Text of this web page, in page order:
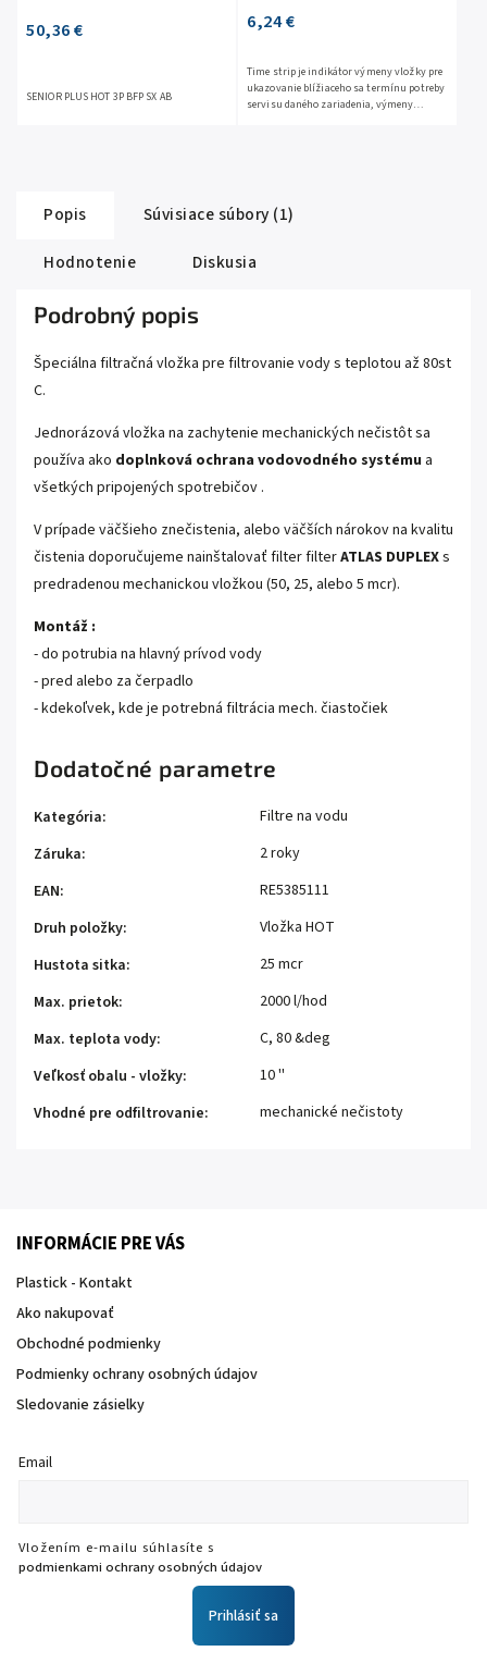
50,36 €
SENIOR PLUS HOT 3P BFP SX AB
6,24 €
Time strip je indikátor výmeny vložky pre
ukazovanie blížiaceho sa termínu potreby
servisu daného zariadenia, výmeny
Popis
Súvisiace súbory (1)
Hodnotenie
Diskusia
Podrobný popis
Špeciálna filtračná vložka pre filtrovanie vody s teplotou až 80st
C.
Jednorázová vložka na zachytenie mechanických nečistôt sa
používa ako doplnková ochrana vodovodného systému a
všetkých pripojených spotrebičov .
V prípade väčšieho znečistenia, alebo väčších nárokov na kvalitu
čistenia doporučujeme nainštalovať filter filterATLAS DUPLEXs
predradenou mechanickou vložkou (50, 25, alebo 5 mcr).
Montáž :
- do potrubia na hlavný prívod vody
- pred alebo za čerpadlo
- kdekoľvek, kde je potrebná filtrácia mech. čiastočiek
Dodatočné parametre
Kategória:
Filtre na vodu
Záruka:
2 roky
EAN:
RE5385111
Druh položky:
Vložka HOT
Hustota sitka:
25 mcr
Max. prietok:
2000 l/hod
Max. teplota vody:
C, 80 &deg
Veľkosť obalu - vložky:
10 ''
Vhodné pre odfiltrovanie: mechanické nečistoty
INFORMÁCIE PRE VÁS
Plastick - Kontakt
Ako nakupovať
Obchodné podmienky
Podmienky ochrany osobných údajov
Sledovanie zásielky
Email
Vložením e-mailu súhlasíte s
podmienkami ochrany osobných údajov
Prihlásiť sa